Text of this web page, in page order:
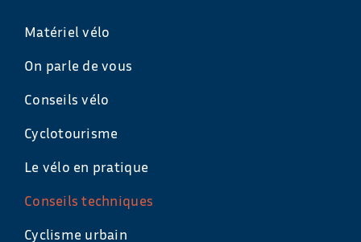
Matériel vélo
On parle de vous
Conseils vélo
Cyclotourisme
Le vélo en pratique
Conseils techniques
Cyclisme urbain